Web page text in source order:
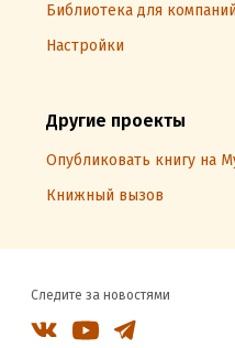
Библиотека для компаний
Настройки
Другие проекты
Опубликовать книгу на
Книжный вызов
Следите за новостями